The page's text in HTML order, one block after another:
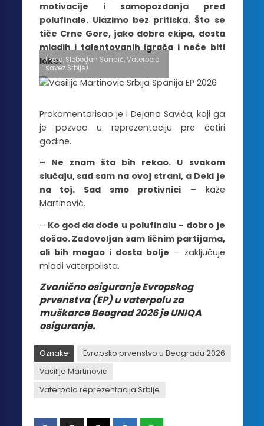
motivacije i samopozdanja pred
polufinale. Ulazimo bez pritiska. Što se
tiče Crne Gore, jako dobra ekipa, dosta
mladih i talentovanih igrača i neće biti
lako.
(Foto: Slobodan Sandić, Vaterpolo
savez Srbije)
Prokomentarisao je i Dejana Savića, koji ga
je pozvao u reprezentaciju pre četiri
godine.
– Ne znam šta bih rekao. U svakom
slučaju, sad sam na ovoj strani, a Deki je
na toj. Sad smo protivnici – kaže
Martinović.
– Ko god da dođe u polufinalu – dobro je
došao. Zadovoljan sam ličnim partijama,
ali bih mogao i dosta bolje – zaključuje
mladi vaterpolista.
Zvanično osiguranje Evropskog
prvenstva (EP) u vaterpolu za
muškarce Beograd 2026 je UNIQA
osiguranje.
Oznake
Evropsko prvenstvo u Beogradu 2026
Vasilije Martinović
Vaterpolo reprezentacija Srbije